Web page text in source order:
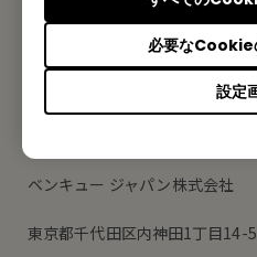
設定
必要なCookie
登録
ベンキュー ジャパン株式会社
東京都千代田区内神田1丁目14-